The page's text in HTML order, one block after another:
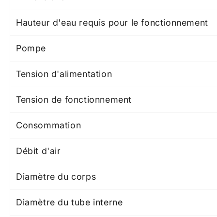
Hauteur d'eau requis pour le fonctionnement
Pompe
Tension d'alimentation
Tension de fonctionnement
Consommation
Débit d'air
Diamètre du corps
Diamètre du tube interne